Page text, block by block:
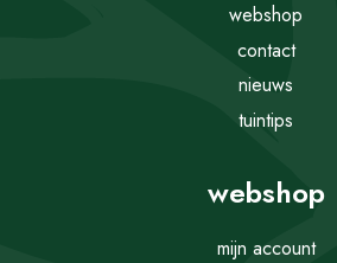
webshop
contact
nieuws
tuintips
webshop
mijn account